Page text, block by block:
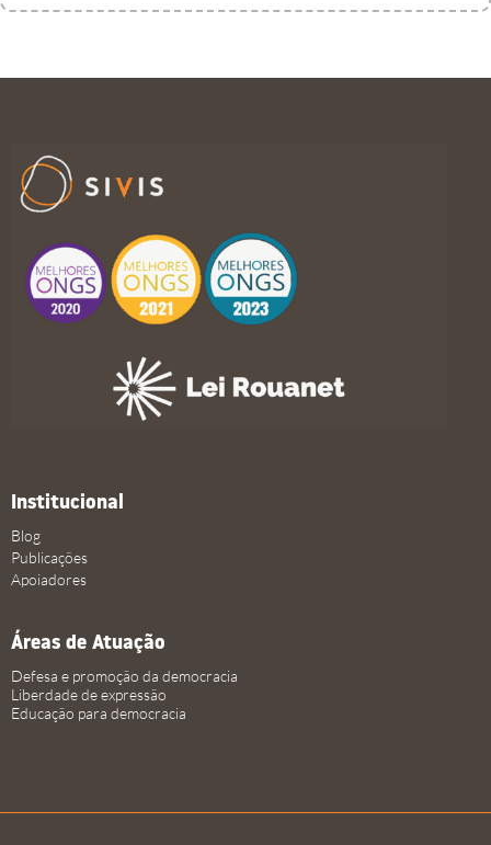
Institucional
Blog
Publicações
Apoiadores
Áreas de Atuação
Defesa e promoção da democracia
Liberdade de expressão
Educação para democracia